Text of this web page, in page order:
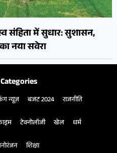
संहिता में सुधार: सुशासन,
नया सवेरा
न्यूज़ बजट 2024 राजनीति
टेक्नोलॉजी खेल धर्म
शिक्षा